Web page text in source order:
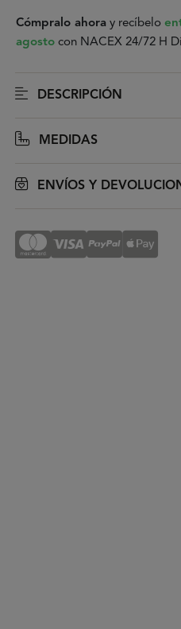
Cómpralo ahora y recíbelo
agosto con NACEX 24/72 H
DESCRIPCIÓN
MEDIDAS
ENVÍOS Y